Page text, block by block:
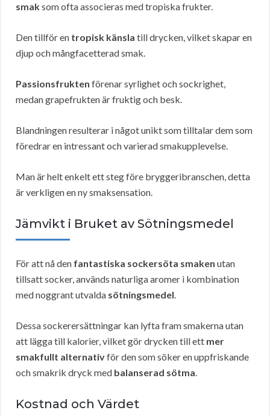
smaksom ofta associeras med tropiska frukter.
Den tillför en tropisk känsla till drycken, vilket skapar en
djup och mångfacetterad smak.
Passionsfrukten förenar syrlighet och sockrighet,
medan grapefrukten är fruktig och besk.
Blandningen resulterar i något unikt som tilltalar dem som
föredrar en intressant och varierad smakupplevelse.
Man är helt enkelt ett steg före bryggeribranschen, detta
är verkligen en ny smaksensation.
Jämvikt i Bruket av Sötningsmedel
För att nå den fantastiska sockersöta smaken utan
tillsatt socker, används naturliga aromer i kombination
med noggrant utvalda sötningsmedel.
Dessa sockerersättningar kan lyfta fram smakerna utan
att lägga till kalorier, vilket gör drycken till ett mer
smakfullt alternativför den som söker en uppfriskande
och smakrik dryck med balanserad sötma.
Kostnad och Värdet